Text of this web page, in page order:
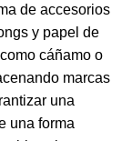
de accesorios
y papel de
cáñamo o
marcas
una
una forma